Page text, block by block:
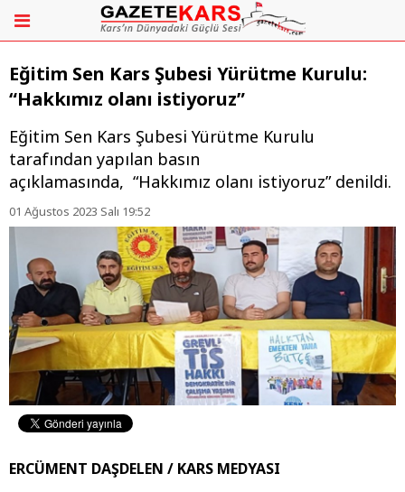
Eğitim Sen Kars Şubesi Yürütme Kurulu:
“Hakkımız olanı istiyoruz”
Eğitim Sen Kars Şubesi Yürütme Kurulu
tarafından yapılan basın
açıklamasında, “Hakkımız olanı istiyoruz” denildi.
01 Ağustos 2023 Salı 19:52
ERCÜMENT DAŞDELEN / KARS MEDYASI